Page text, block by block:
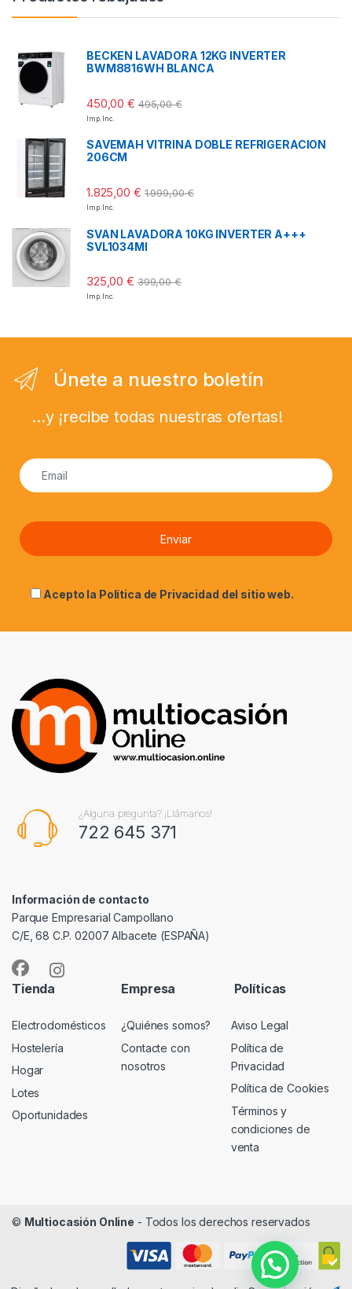
BECKEN LAVADORA 12KG INVERTER
BWM8816WH BLANCA
450,00€ 495,00€
Imp. Inc.
SAVEMAH VITRINA DOBLE REFRIGERACION
206CM
1.825,00 € 1.999,00€
Imp. Inc.
SVAN LAVADORA 10KG INVERTER A+++
SVL1034MI
325,00€ 399,00€
Imp. Inc.
Únete a nuestro boletín
...y ¡recibe todas nuestras ofertas!
Acepto la Política de Privacidad del sitio web.
¿Alguna pregunta? ¡Llámanos!
722 645 371
Información de contacto
Parque Empresarial Campollano
C/E, 68 C.P. 02007 Albacete (ESPAÑA)
Tienda
Electrodomésticos
Hostelería
Hogar
Lotes
Oportunidades
Empresa
¿Quiénes somos?
Contacte con
nosotros
Políticas
Aviso Legal
Política de
Privacidad
Política de Cookies
Términos y
condiciones de
venta
© Multiocasión Online - Todos los derechos reservados